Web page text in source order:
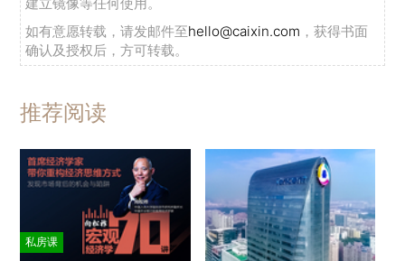
如有意愿转载，请发邮件至hello@caixin.com ，获得书面
确认及授权后，方可转载。
推荐阅读
私房课